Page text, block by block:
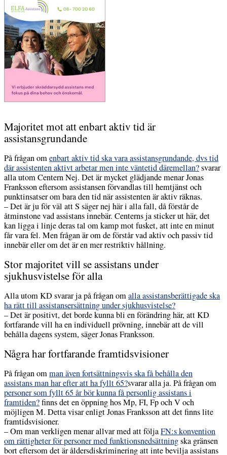
Majoritet mot att enbart aktiv tid är
assistansgrundande
På frågan omenbart aktiv tid ska vara assistansgrundande, dvs tid
där assistenten aktivt arbetar men inte väntetid däremellan?svarar
alla utom Centern Nej. Det är mycket glädjande menar Jonas
Franksson eftersom assistansen förvandlas till hemtjänst och
punktinsatser om bara den tid när assistenten är aktiv räknas.
– Det är ju för väl att S säger nej här i alla fall, då förstår de
åtminstone vad assistans innebär. Centerns ja sticker ut här, det
kan ligga i linje deras tal om kamp mot fusket, att inte en minut
får vara fel. Men frågan är om de förstår vad aktiv och passiv tid
innebär eller om det är en mer restriktiv hållning.
Stor majoritet vill se assistans under
sjukhusvistelse för alla
Alla utom KD svarar ja på frågan omalla assistansberättigade ska
ha rätt till assistansersättning under sjukhusvistelse?
– Det är positivt, det borde kunna bli en förändring här, att KD
fortfarande vill ha en individuell prövning, innebär att de vill
behålla dagens system, säger Jonas Franksson.
Några har fortfarande framtidsvisioner
På frågan omman även fortsättningsvis ska få behålla den
assistans man har efter att ha fyllt 65?svarar alla ja. På frågan om
personer som fyllt 65 år bör kunna få personlig assistans i
framtiden?finns det en öppning hos Mp, FI, Fp och V och
möjligen M. Detta visar enligt Jonas Franksson att det finns lite
framtidsvisioner.
– Om man verkligen menar allvar med att följaFN:s konvention
om rättigheter för personer med funktionsnedsättningska gränsen
bort eftersom det är åldersdiskriminering att inte bevilja assistans